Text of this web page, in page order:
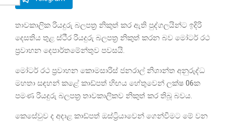
තාවකාලික රියදුරු බලපත්‍ර නිකුත් කර ඇති පුද්ගලයින්ට ඉදිරි
දෙසතිය තුළ ස්ථීර රියදුරු බලපත්‍ර නිකුත් කරන බව මෝටර් රථ
ප්‍රවාහන දෙපාර්තමේන්තුව පවසයි.
මෝටර් රථ ප්‍රවාහන කොමසාරිස් ජනරාල් නිශාන්ත අනුරුද්ධ
මහතා සඳහන් කළේ කාඩ්පත් හිඟය හේතුවෙන් ලක්ෂ 06ක
පමණ රියදුරු බලපත්‍ර තාවකාලිකව නිකුත් කර තිබූ බවය.
කෙසේවුව ද අදාළ කාඩ්පත් ඔස්ට්‍රියාවෙන් ගෙන්වීමට මේ වන